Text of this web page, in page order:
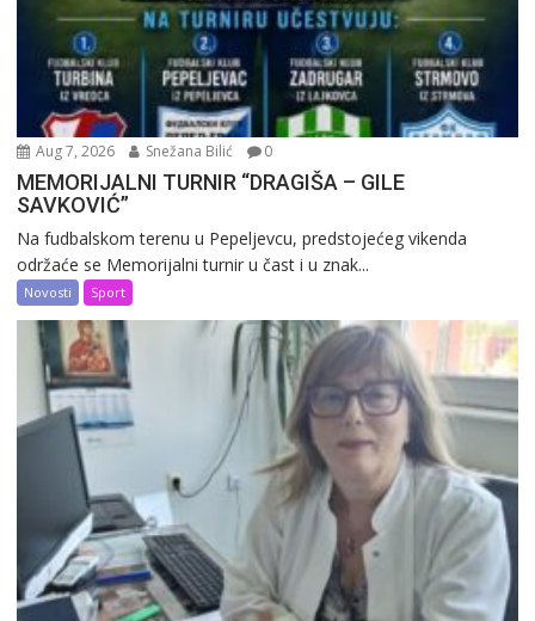
Aug 7, 2026 Snežana Bilić 0
MEMORIJALNI TURNIR “DRAGIŠA – GILE
SAVKOVIĆ”
Na fudbalskom terenu u Pepeljevcu, predstojećeg vikenda
održaće se Memorijalni turnir u čast i u znak...
Novosti Sport